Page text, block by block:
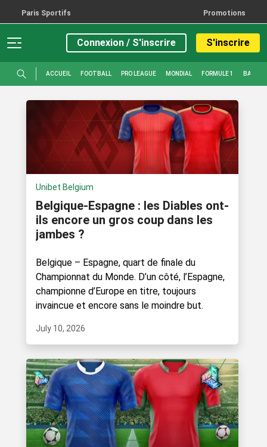
Paris Sportifs Promotions
Connexion / S'inscrire S'inscrire
ACCUEIL FOOTBALL PRO LEAGUE MONDIAL FORMULE 1 BASKET
Unibet Belgium
Belgique-Espagne : les Diables ont-
ils encore un gros coup dans les
jambes ?
Belgique – Espagne, quart de finale du
Championnat du Monde. D’un côté, l’Espagne,
championne d’Europe en titre, toujours
invaincue et encore sans le moindre but.
July 10, 2026